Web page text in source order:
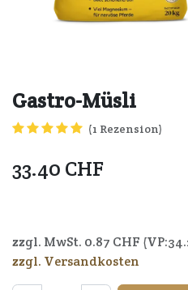
Gastro-Müsli
(1 Rezension)
33.40 CHF
zzgl. MwSt. 0.87 CHF (VP:
zzgl. Versandkosten